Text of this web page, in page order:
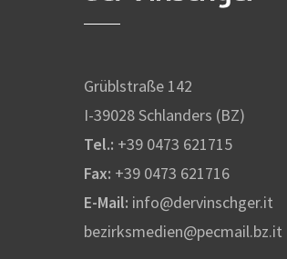
Grüblstraße 142
I-39028 Schlanders (BZ)
Tel.: +39 0473 621715
Fax: +39 0473 621716
E-Mail: info@dervinschger.it
bezirksmedien@pecmail.bz.it